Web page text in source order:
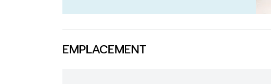
EMPLACEMENT